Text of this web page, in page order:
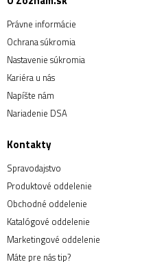
Právne informácie
Ochrana súkromia
Nastavenie súkromia
Kariéra u nás
Napíšte nám
Nariadenie DSA
Kontakty
Spravodajstvo
Produktové oddelenie
Obchodné oddelenie
Katalógové oddelenie
Marketingové oddelenie
Máte pre nás tip?